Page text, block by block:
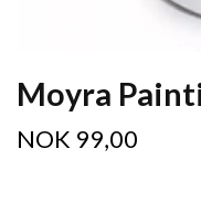
Moyra
NOK 99,00